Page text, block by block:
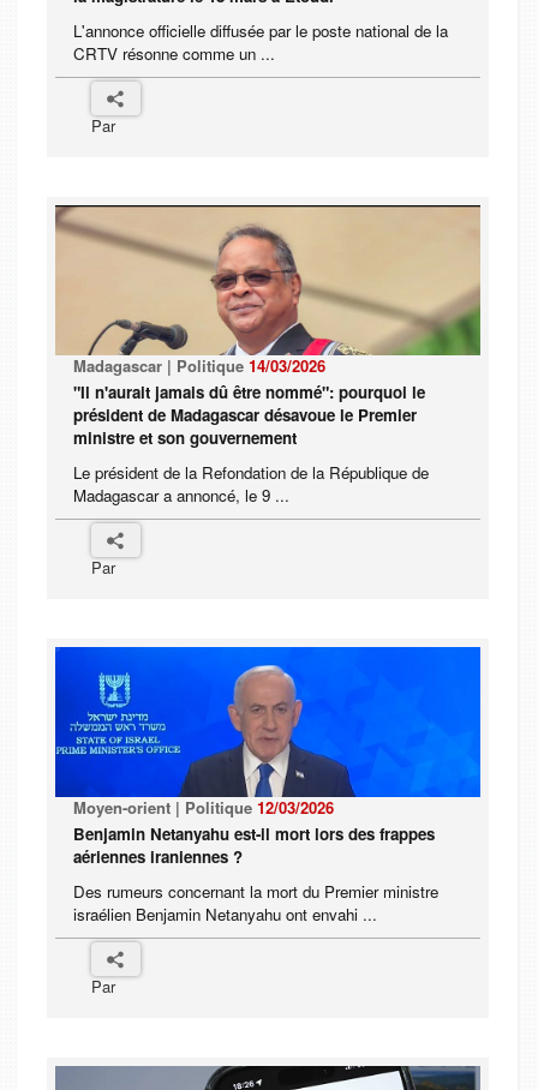
L'annonce officielle diffusée par le poste national de la
CRTV résonne comme un ...
Par
Madagascar | Politique 14/03/2026
"Il n'aurait jamais dû être nommé": pourquoi le
président de Madagascar désavoue le Premier
ministre et son gouvernement
Le président de la Refondation de la République de
Madagascar a annoncé, le 9 ...
Par
Moyen-orient | Politique 12/03/2026
Benjamin Netanyahu est-il mort lors des frappes
aériennes iraniennes ?
Des rumeurs concernant la mort du Premier ministre
israélien Benjamin Netanyahu ont envahi ...
Par